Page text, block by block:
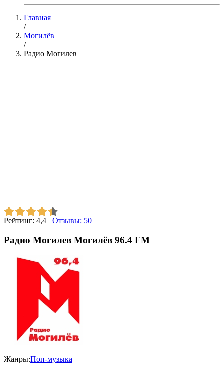
Главная
/
Могилёв
/
Радио Могилев
Рейтинг: 4,4 Отзывы: 50
Радио Могилев Могилёв 96.4 FM
Жанры:Поп-музыка